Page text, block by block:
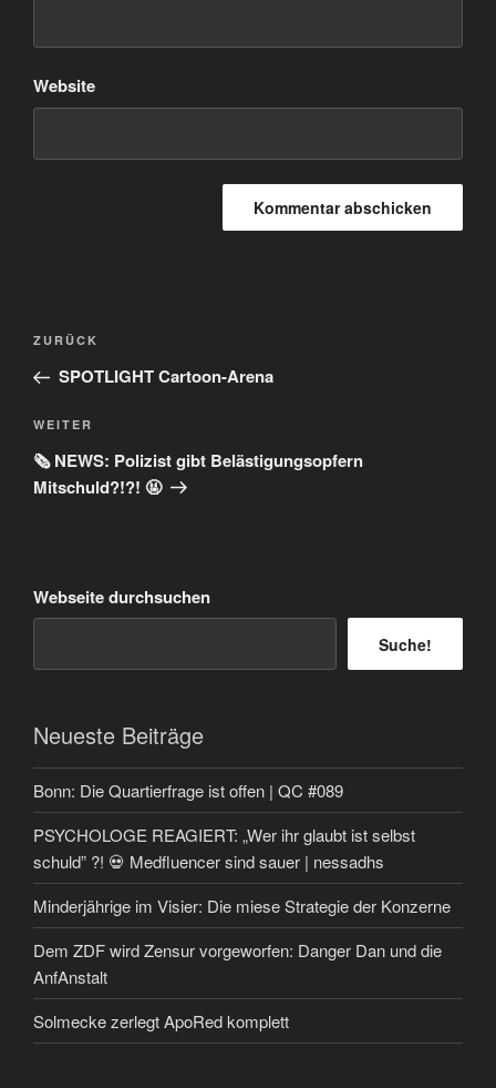
Website
Beitragsnavigation
Vorheriger
Beitrag
ZURÜCK
SPOTLIGHT Cartoon-Arena
Nächster
Beitrag
WEITER
🗞️ NEWS: Polizist gibt Belästigungsopfern
Mitschuld?!?! 🤬
Webseite durchsuchen
Suche!
Neueste Beiträge
Bonn: Die Quartierfrage ist offen | QC #089
PSYCHOLOGE REAGIERT: „Wer ihr glaubt ist selbst
schuld” ?! 💀 Medfluencer sind sauer | nessadhs
Minderjährige im Visier: Die miese Strategie der Konzerne
Dem ZDF wird Zensur vorgeworfen: Danger Dan und die
AnfAnstalt
Solmecke zerlegt ApoRed komplett